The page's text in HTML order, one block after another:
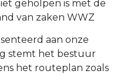
geholpen is met de
van zaken WWZ
aan onze
stemt het bestuur
het routeplan zoals